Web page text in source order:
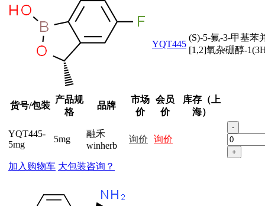
YQT445
(S)-5-氟-3-甲基苯
[1,2]氧杂硼醇-
货号/包装
产品规
格
品牌
市场
价
会员
价
库存（上
海）
YQT445-
5mg
5mg
融禾
winherb
询价 询价
-
+
加入购物车 大包装咨询？